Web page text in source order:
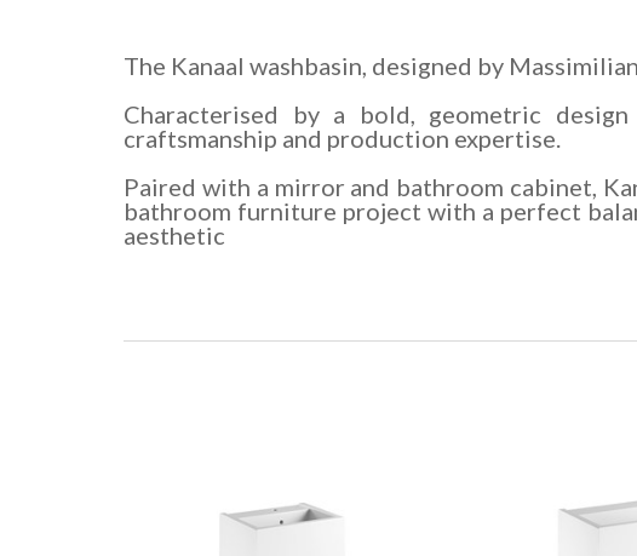
The Kanaal washbasin, designed by
Characterised by a bold, geometric design
craftsmanship and production expertise.
Paired with a mirror and bathroom cabinet,
bathroom furniture project with a perfect
aesthetic